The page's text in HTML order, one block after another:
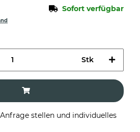
Sofort verfügbar
Stk
stellen und individuelles